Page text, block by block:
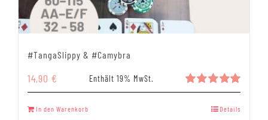
#TangaSlippy & #Camybra
Bewertet
5.00
14,90 € Enthält 19% MwSt.
In den Warenkorb Details